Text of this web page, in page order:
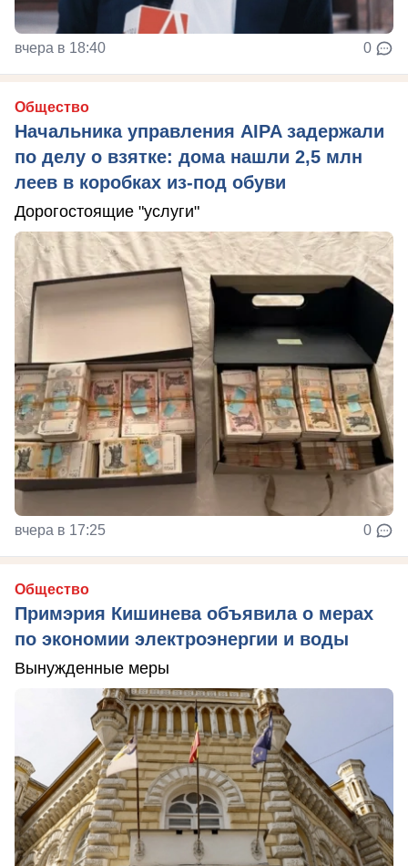
вчера в 18:40 0
Общество
Начальника управления AIPA задержали
по делу о взятке: дома нашли 2,5 млн
леев в коробках из-под обуви
Дорогостоящие "услуги"
вчера в 17:25 0
Общество
Примэрия Кишинева объявила о мерах
по экономии электроэнергии и воды
Вынужденные меры